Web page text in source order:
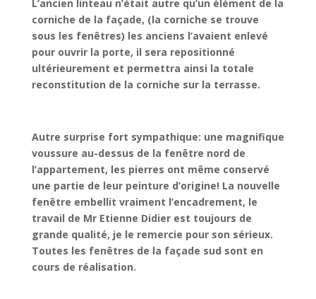
L’ancien linteau n’était autre qu’un élément de la
corniche de la façade, (la corniche se trouve
sous les fenêtres) les anciens l’avaient enlevé
pour ouvrir la porte, il sera repositionné
ultérieurement et permettra ainsi la totale
reconstitution de la corniche sur la terrasse.
Autre surprise fort sympathique: une magnifique
voussure au-dessus de la fenêtre nord de
l’appartement, les pierres ont même conservé
une partie de leur peinture d’origine! La nouvelle
fenêtre embellit vraiment l’encadrement, le
travail de Mr Etienne Didier est toujours de
grande qualité, je le remercie pour son sérieux.
Toutes les fenêtres de la façade sud sont en
cours de réalisation.